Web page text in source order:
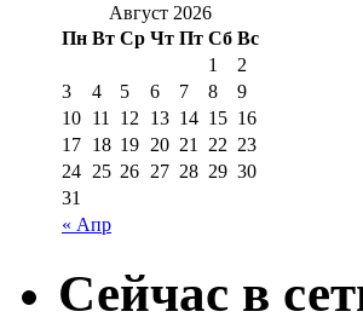
Август 2026
Пн Вт Ср Чт Пт Сб Вс
« Апр
1
2
3
4 5 6 7 8
9
10 11 12 13 14 15 16
17 18 19 20 21 22 23
24 25 26 27 28 29 30
31
Сейчас в